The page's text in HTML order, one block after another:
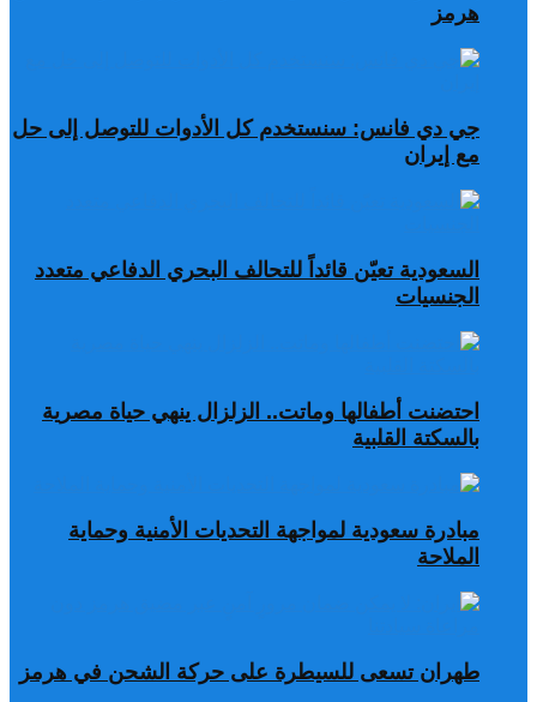
هرمز
جي دي فانس: سنستخدم كل الأدوات للتوصل إلى حل
مع إيران
السعودية تعيّن قائداً للتحالف البحري الدفاعي متعدد
الجنسيات
احتضنت أطفالها وماتت.. الزلزال ينهي حياة مصرية
بالسكتة القلبية
مبادرة سعودية لمواجهة التحديات الأمنية وحماية
الملاحة
طهران تسعى للسيطرة على حركة الشحن في هرمز